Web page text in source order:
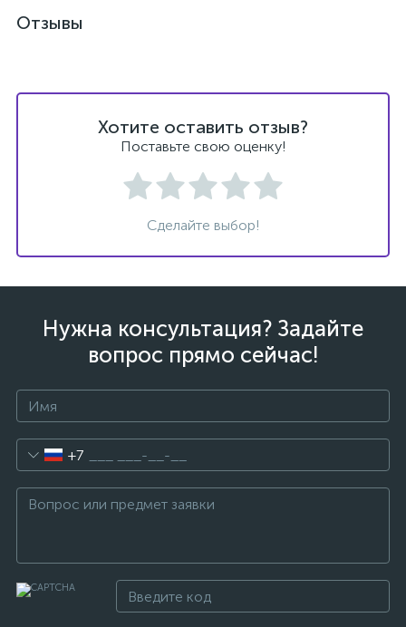
Отзывы
Хотите оставить отзыв?
Поставьте свою оценку!
Сделайте выбор!
Нужна консультация? Задайте
вопрос прямо сейчас!
+7